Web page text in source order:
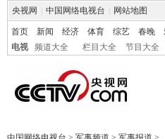
央视网 中国网络电视台 网站地图
首页 新闻 经济 体育 综艺 春晚
电视
频道大全 栏目大全 节目大全